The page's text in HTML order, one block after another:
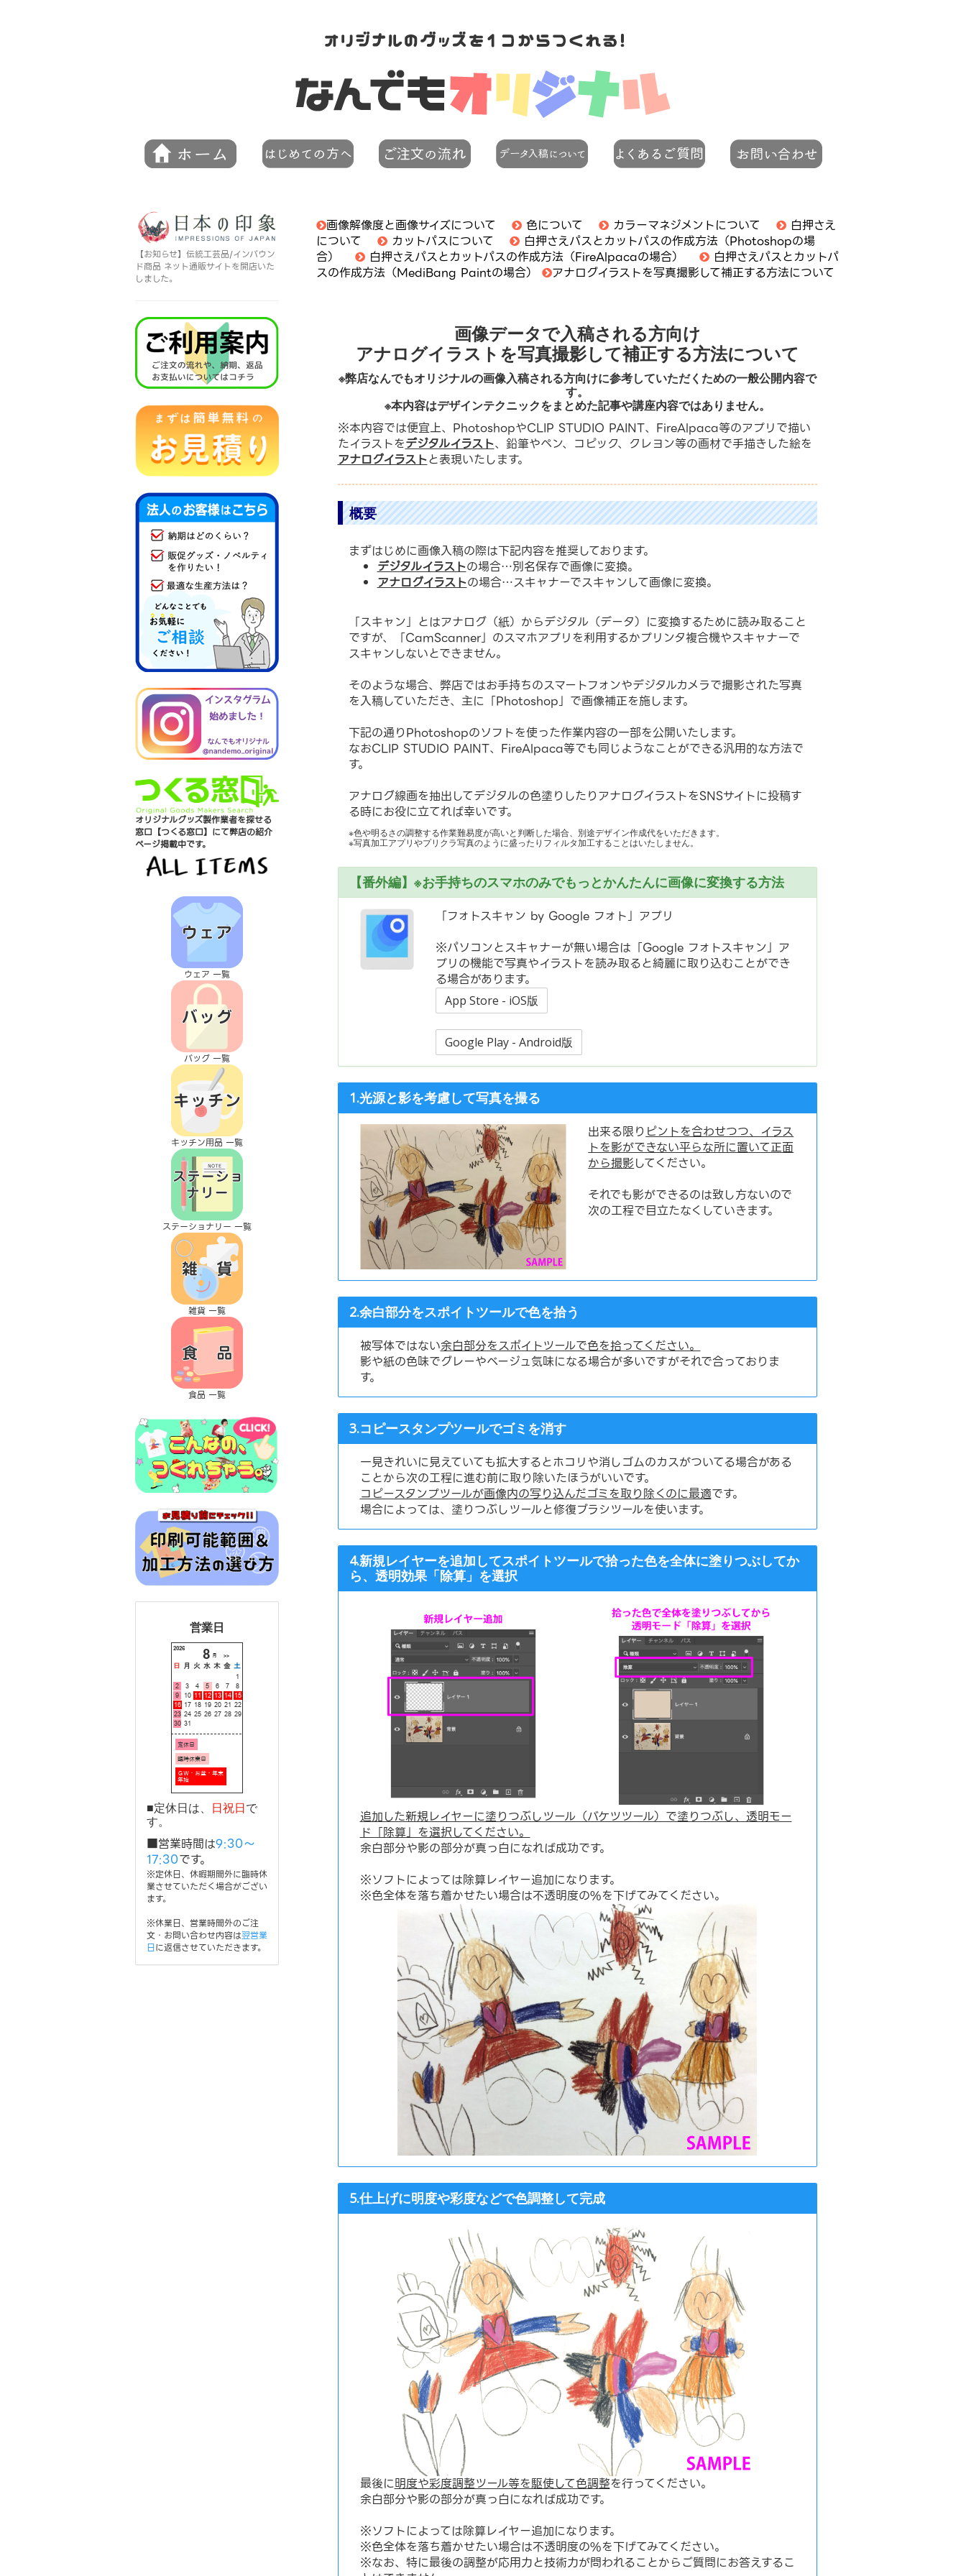
画像解像度と画像サイズについて 色について カラーマネジメントについて
白押さえ
について
カットパスについて
白押さえパスとカットパスの作成方法（Photoshopの場
合）
白押さえパスとカットパスの作成方法（FireAlpacaの場合）
白押さえパスとカットパ
スの作成方法（MediBang Paintの場合）
アナログイラストを写真撮影して補正する方法について
画像データで入稿される方向け
アナログイラストを写真撮影して補正する方法について
※弊店なんでもオリジナルの画像入稿される方向けに参考していただくための一般公開内容で
す。
※本内容はデザインテクニックをまとめた記事や講座内容ではありません。
※本内容では便宜上、PhotoshopやCLIP STUDIO PAINT、FireAlpaca等のアプリで描い
たイラストをデジタルイラスト、鉛筆やペン、コピック、クレヨン等の画材で手描きした絵を
アナログイラストと表現いたします。
概要
まずはじめに画像入稿の際は下記内容を推奨しております。
デジタルイラストの場合…別名保存で画像に変換。
アナログイラストの場合…スキャナーでスキャンして画像に変換。
「スキャン」とはアナログ（紙）からデジタル（データ）に変換するために読み取ること
ですが、「CamScanner」のスマホアプリを利用するかプリンタ複合機やスキャナーで
スキャンしないとできません。
そのような場合、弊店ではお手持ちのスマートフォンやデジタルカメラで撮影された写真
を入稿していただき、主に「Photoshop」で画像補正を施します。
下記の通りPhotoshopのソフトを使った作業内容の一部を公開いたします。
なおCLIP STUDIO PAINT、FireAlpaca等でも同じようなことができる汎用的な方法で
す。
アナログ線画を抽出してデジタルの色塗りしたりアナログイラストをSNSサイトに投稿す
る時にお役に立てれば幸いです。
※色や明るさの調整する作業難易度が高いと判断した場合、別途デザイン作成代をいただきます。
※写真加工アプリやプリクラ写真のように盛ったりフィルタ加工することはいたしません。
【番外編】※お手持ちのスマホのみでもっとかんたんに画像に変換する方法
「フォトスキャン by Google フォト」アプリ
※パソコンとスキャナーが無い場合は「Google フォトスキャン」ア
プリの機能で写真やイラストを読み取ると綺麗に取り込むことができ
る場合があります。
App Store - iOS版
Google Play - Android版
1.光源と影を考慮して写真を撮る
出来る限りピントを合わせつつ、イラス
トを影ができない平らな所に置いて正面
から撮影してください。
それでも影ができるのは致し方ないので
次の工程で目立たなくしていきます。
2.余白部分をスポイトツールで色を拾う
被写体ではない余白部分をスポイトツールで色を拾ってください。
影や紙の色味でグレーやベージュ気味になる場合が多いですがそれで合っておりま
す。
3.コピースタンプツールでゴミを消す
一見きれいに見えていても拡大するとホコリや消しゴムのカスがついてる場合がある
ことから次の工程に進む前に取り除いたほうがいいです。
コピースタンプツールが画像内の写り込んだゴミを取り除くのに最適です。
場合によっては、塗りつぶしツールと修復ブラシツールを使います。
4.新規レイヤーを追加してスポイトツールで拾った色を全体に塗りつぶしてか
ら、透明効果「除算」を選択
追加した新規レイヤーに塗りつぶしツール（バケツツール）で塗りつぶし、透明モー
ド「除算」を選択してください。
余白部分や影の部分が真っ白になれば成功です。
※ソフトによっては除算レイヤー追加になります。
※色全体を落ち着かせたい場合は不透明度の%を下げてみてください。
5.仕上げに明度や彩度などで色調整して完成
最後に明度や彩度調整ツール等を駆使して色調整を行ってください。
余白部分や影の部分が真っ白になれば成功です。
※ソフトによっては除算レイヤー追加になります。
※色全体を落ち着かせたい場合は不透明度の%を下げてみてください。
※なお、特に最後の調整が応用力と技術力が問われることからご質問にお答えするこ
【お知らせ】伝統工芸品/インバウン
ド商品 ネット通販サイトを開店いた
しました。
オリジナルグッズ製作業者を探せる
窓口【つくる窓口】にて弊店の紹介
ページ掲載中です。
ウェア 一覧
バッグ 一覧
キッチン用品 一覧
ステーショナリー 一覧
雑貨 一覧
食品 一覧
営業日
■定休日は、 日祝日で
す。
■営業時間は9:30～
17:30です。
※定休日、休暇期間外に臨時休
業させていただく場合がござい
ます。
※休業日、営業時間外のご注
文・お問い合わせ内容は翌営業
日に返信させていただきます。